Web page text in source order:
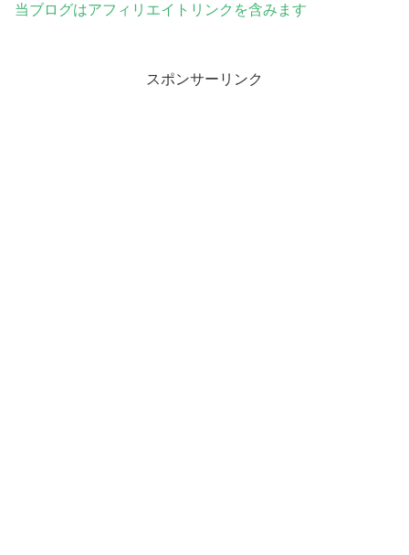
当ブログはアフィリエイトリンクを含みます
スポンサーリンク